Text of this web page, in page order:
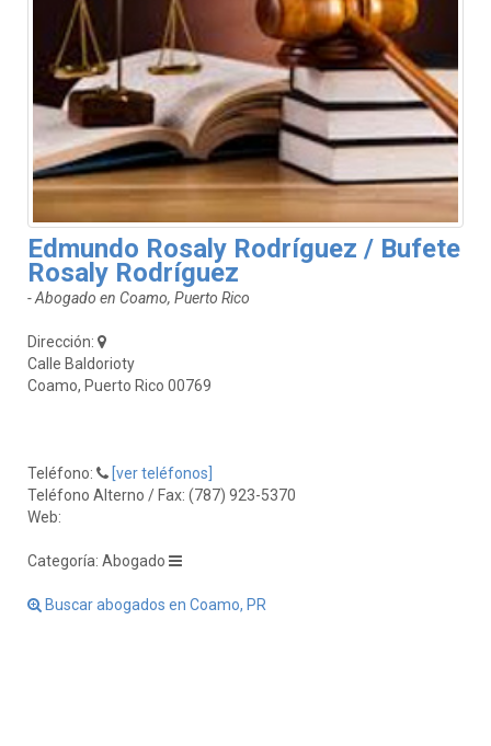
Edmundo Rosaly Rodríguez / Bufete
Rosaly Rodríguez
- Abogado en Coamo, Puerto Rico
Dirección:
Calle Baldorioty
Coamo, Puerto Rico 00769
Teléfono:
[ver teléfonos]
Teléfono Alterno / Fax: (787) 923-5370
Web:
Categoría: Abogado
Buscar abogados en Coamo, PR